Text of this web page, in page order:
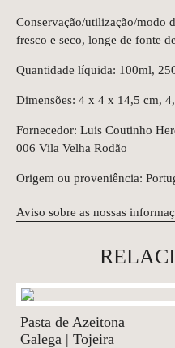
Conservação/utilização/modo
fresco e seco, longe de fonte
Quantidade líquida: 100ml,
Dimensões: 4 x 4 x 14,5 cm,
Fornecedor: Luis Coutinho
006 Vila Velha Rodão
Origem ou proveniência:
Aviso sobre as nossas
Pasta de Azeitona
Galega | Tojeira